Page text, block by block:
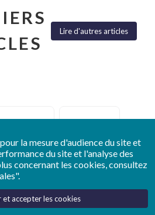
Lire d'autres articles
LE
JUMEAU
NUMÉRIQUE
EST
DEVENU
UN
SIEMENS
FAIT
ENTRER
JUMEAU
NUMÉRIQUE
la mesure d'audience du site et
du site et l'analyse des
concernant les cookies, consultez
et accepter les cookies